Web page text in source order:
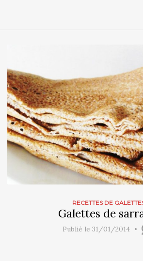
RECETTES DE
Galettes de
Publié le 31/01/2014